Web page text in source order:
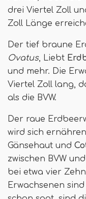
drei Viertel Zoll
Zoll Länge
Der tief braune
Ovatus, Liebt
und mehr. Die
Viertel Zoll lang,
als die BVW.
Der raue
wird sich ernähren
Gänsehaut und
zwischen BVW
bei etwa vier
Erwachsenen